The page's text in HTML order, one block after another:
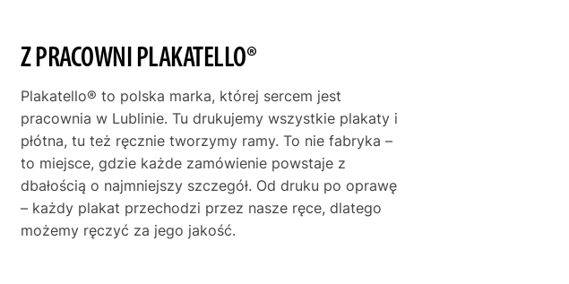
Z PRACOWNI PLAKATELLO®
Plakatello® to polska marka, której sercem jest
pracownia w Lublinie. Tu drukujemy wszystkie plakaty i
płótna, tu też ręcznie tworzymy ramy. To nie fabryka –
to miejsce, gdzie każde zamówienie powstaje z
dbałością o najmniejszy szczegół. Od druku po oprawę
– każdy plakat przechodzi przez nasze ręce, dlatego
możemy ręczyć za jego jakość.